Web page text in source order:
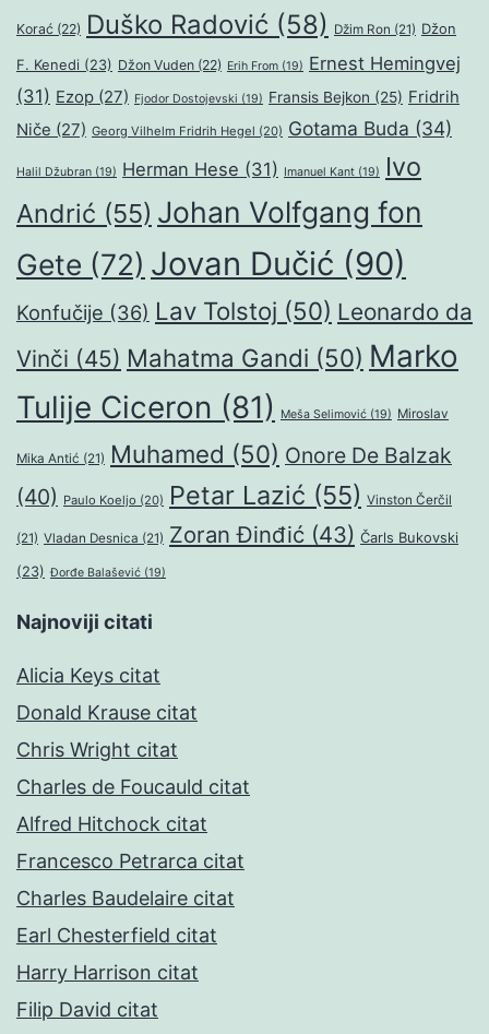
Korać (22) Duško Radović (58) Džim Ron (21) Džon
F. Kenedi (23) Džon Vuden (22) Erih From (19) Ernest Hemingvej
(31) Ezop (27) Fjodor Dostojevski (19) Fransis Bejkon (25) Fridrih
Niče (27) Georg Vilhelm Fridrih Hegel (20) Gotama Buda (34)
Halil Džubran (19) Herman Hese (31) Imanuel Kant (19)
Ivo
Andrić (55) Johan Volfgang fon
Gete (72) Jovan Dučić (90)
Konfučije (36) Lav Tolstoj (50) Leonardo da
Vinči (45) Mahatma Gandi (50) Marko
Tulije Ciceron (81) Meša Selimović (19) Miroslav
Mika Antić (21) Muhamed (50) Onore De Balzak
(40) Paulo Koeljo (20) Petar Lazić (55) Vinston Čerčil
(21) Vladan Desnica (21) Zoran Đinđić (43) Čarls Bukovski
(23) Đorđe Balašević (19)
Najnoviji citati
Alicia Keys citat
Donald Krause citat
Chris Wright citat
Charles de Foucauld citat
Alfred Hitchock citat
Francesco Petrarca citat
Charles Baudelaire citat
Earl Chesterfield citat
Harry Harrison citat
Filip David citat